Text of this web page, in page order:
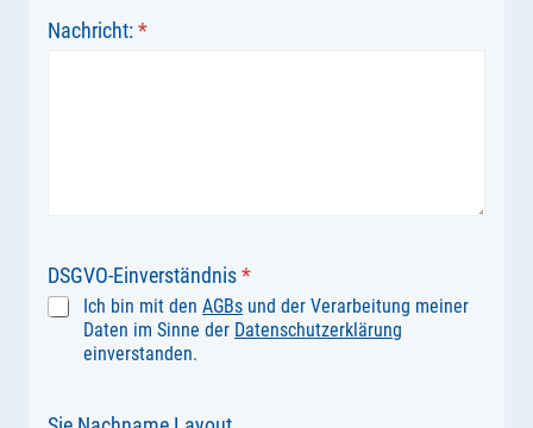
Nachricht:*
DSGVO-Einverständnis*
Ich bin mit den AGBs und der Verarbeitung meiner
Daten im Sinne der Datenschutzerklärung
einverstanden.